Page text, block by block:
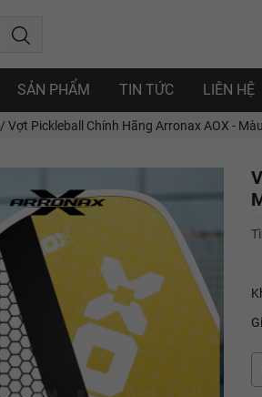
SẢN PHẨM TIN TỨC LIÊN HỆ
/ Vợt Pickleball Chính Hãng Arronax AOX -